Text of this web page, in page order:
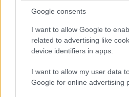
Google consents
I want to allow Google to
related to advertising like
device identifiers in apps.
I want to allow my user data
Google for online advertising
Στον ανακριτή ο 55χρονος
έκρυβε επί χρόνια τη
καταψύκτη – Τα πρώτα
αστυνομικούς